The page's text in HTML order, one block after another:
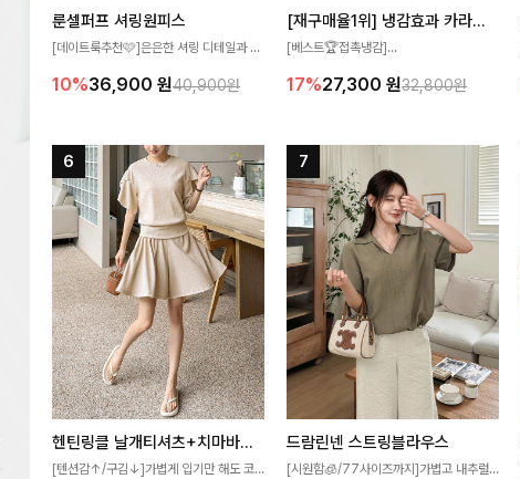
룬셀퍼프 셔링원피스
[데이트룩추천🩷]은은한 셔링 디테일과 퍼
성해주는 원피스🤍 허리 스모크 밴딩이 슬
즐기기 좋아요
10%36,900 원40,900원
[재구매율1위] 냉감효과 카라니트
[베스트🏆접촉냉감]
고 가벼운 소재감으로 여름에도 시원하게
17%27,300 원32,800원
헨틴링클 날개티셔츠+치마바지SET
[텐션감↑/구김↓]가볍게 입기만 해도 코
드람린넨 스트링블라우스
[시원함🧊/77사이즈까지]가볍고 내추럴